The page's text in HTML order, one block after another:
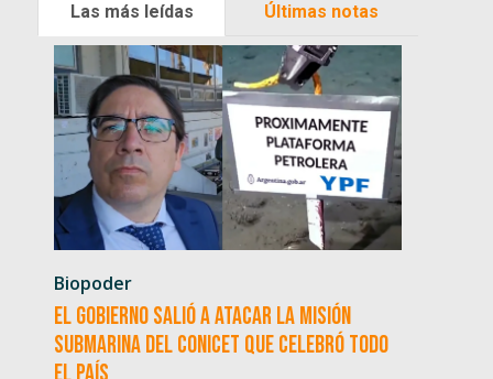
Las más leídas Últimas notas
Biopoder
El Gobierno salió a atacar la misión
submarina del CONICET que celebró todo